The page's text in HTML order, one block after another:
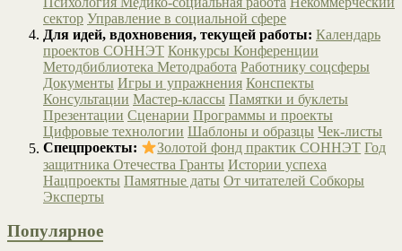
сектор Управление в социальной сфере
Для идей, вдохновения, текущей работы: Календарь
проектов СОННЭТ Конкурсы Конференции
Методбиблиотека Методработа Работнику соцсферы
Документы Игры и упражнения Конспекты
Консультации Мастер-классы Памятки и буклеты
Презентации Сценарии Программы и проекты
Цифровые технологии Шаблоны и образцы Чек-листы
Спецпроекты:
Золотой фонд практик СОННЭТ Год
защитника Отечества Гранты Истории успеха
Нацпроекты Памятные даты От читателей Собкоры
Эксперты
Популярное